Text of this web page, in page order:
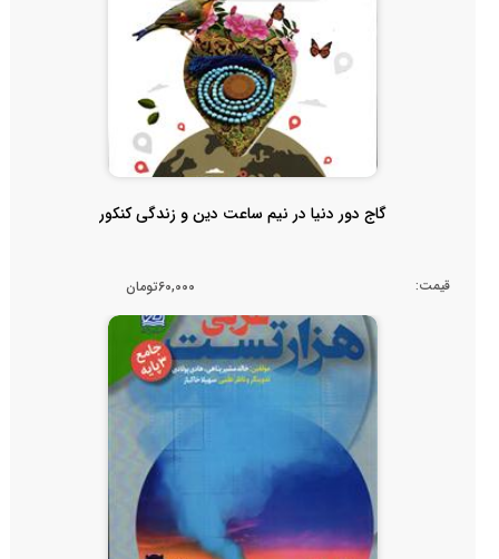
گاج دور دنیا در نیم ساعت دین و زندگی کنکور
قیمت: 60,000تومان